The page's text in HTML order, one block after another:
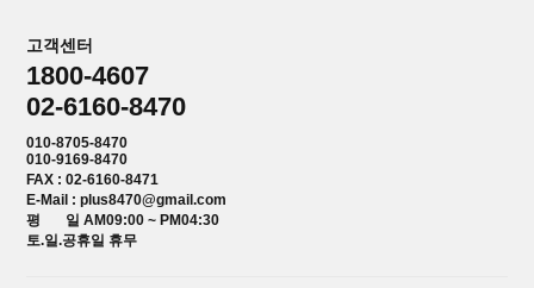
고객센터
1800-4607
02-6160-8470
010-8705-8470
010-9169-8470
FAX : 02-6160-8471
E-Mail : plus8470@gmail.com
평 일 AM09:00 ~ PM04:30
토.일.공휴일 휴무